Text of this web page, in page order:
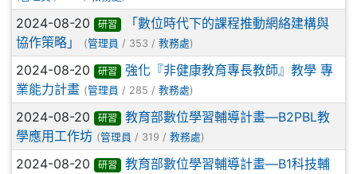
2024-08-20 研習
「數位時代下的課程推動網絡建構與
協作策略」
(管理員 / 353 / 教務處)
2024-08-20 研習
強化『非健康教育專長教師』教學 專
業能力計畫 (管理員 / 285 / 教務處)
2024-08-20 研習
教育部數位學習輔導計畫—B2PBL教
學應用工作坊 (管理員 / 319 / 教務處)
2024-08-20 研習
教育部數位學習輔導計畫—B1科技輔